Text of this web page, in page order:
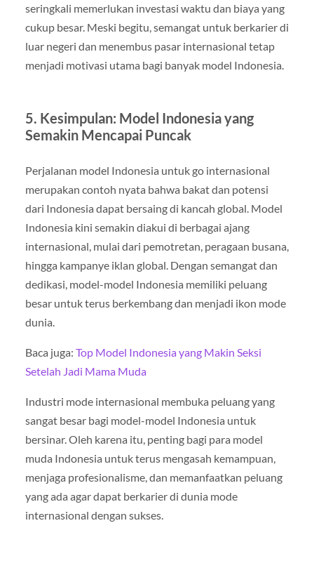
seringkali memerlukan investasi waktu dan biaya yang
cukup besar. Meski begitu, semangat untuk berkarier di
luar negeri dan menembus pasar internasional tetap
menjadi motivasi utama bagi banyak model Indonesia.
5. Kesimpulan: Model Indonesia yang
Semakin Mencapai Puncak
Perjalanan model Indonesia untuk go internasional
merupakan contoh nyata bahwa bakat dan potensi
dari Indonesia dapat bersaing di kancah global. Model
Indonesia kini semakin diakui di berbagai ajang
internasional, mulai dari pemotretan, peragaan busana,
hingga kampanye iklan global. Dengan semangat dan
dedikasi, model-model Indonesia memiliki peluang
besar untuk terus berkembang dan menjadi ikon mode
dunia.
Baca juga: Top Model Indonesia yang Makin Seksi
Setelah Jadi Mama Muda
Industri mode internasional membuka peluang yang
sangat besar bagi model-model Indonesia untuk
bersinar. Oleh karena itu, penting bagi para model
muda Indonesia untuk terus mengasah kemampuan,
menjaga profesionalisme, dan memanfaatkan peluang
yang ada agar dapat berkarier di dunia mode
internasional dengan sukses.